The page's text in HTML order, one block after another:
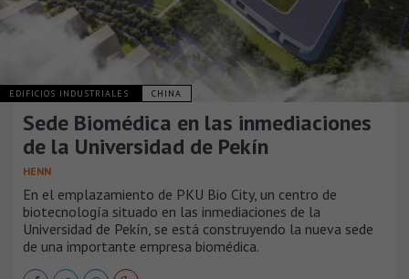
EDIFICIOS INDUSTRIALES CHINA
Sede Biomédica en las inmediaciones
de la Universidad de Pekín
HENN
En el emplazamiento de PKU Bio City, un centro de
biotecnología situado en las inmediaciones de la
Universidad de Pekín, se está construyendo la nueva sede
de una importante empresa biomédica.